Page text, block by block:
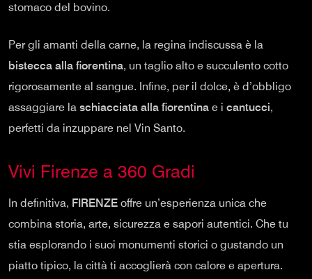
stomaco del bovino.
Per gli amanti della carne, la regina indiscussa è la
bistecca alla fiorentina, un taglio alto e succulento cotto
rigorosamente al sangue. Infine, per il dolce, è d’obbligo
assaggiare la schiacciata alla fiorentina e i cantucci,
perfetti da inzuppare nel Vin Santo.
Vivi Firenze a 360 Gradi
In definitiva, FIRENZE offre un’esperienza unica che
combina storia, arte, sicurezza e sapori autentici. Che tu
stia esplorando i suoi monumenti storici o gustando un
piatto tipico, la città ti accoglierà con calore e apertura.